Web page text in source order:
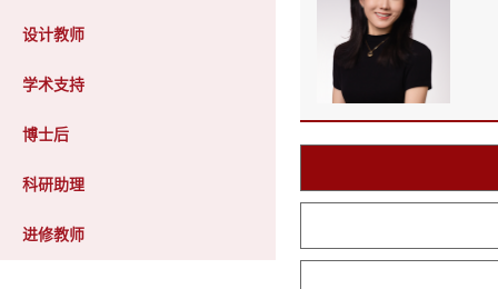
设计教师
学术支持
博士后
科研助理
进修教师